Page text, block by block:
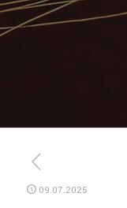
09.07.2025